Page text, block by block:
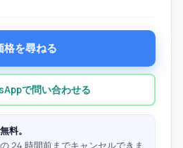
格を尋ねる
で問い合わせる
料。
24 時間前までキャンセルできま